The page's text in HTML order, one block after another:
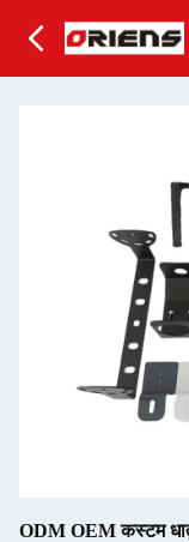
ODM OEM कस्टम